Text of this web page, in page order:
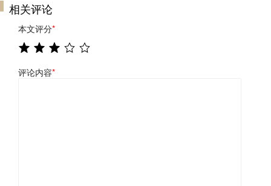
相关评论
本文评分*
评论内容*